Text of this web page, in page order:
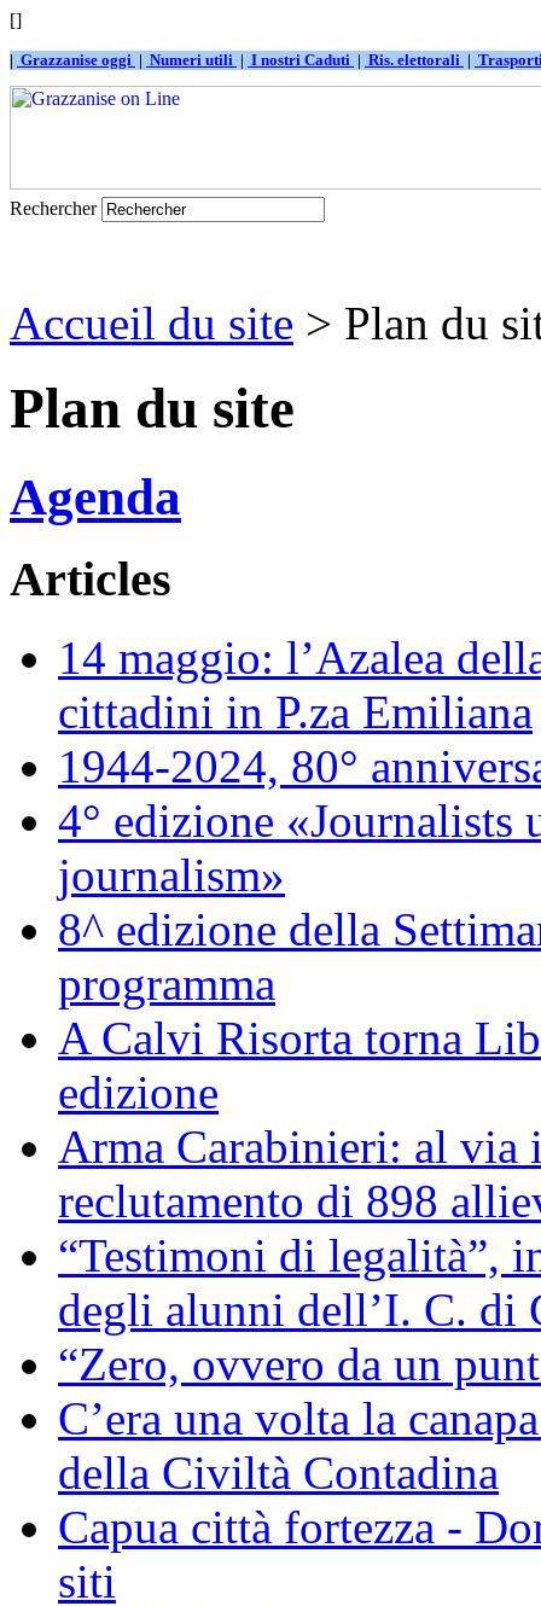
[]
| Grazzanise oggi | Numeri utili | I nostri Caduti | Ris. elettorali |
Rechercher
Accueil du site > Plan du
Plan du site
Agenda
Articles
14 maggio: l’Azalea
cittadini in P.za Emiliana
1944-2024, 80°
4° edizione «Journalists
journalism»
8^ edizione della
programma
A Calvi Risorta torna
edizione
Arma Carabinieri: al via
reclutamento di 898
“Testimoni di legalità”,
degli alunni dell’I. C. di
“Zero, ovvero da un
C’era una volta la
della Civiltà Contadina
Capua città fortezza -
siti